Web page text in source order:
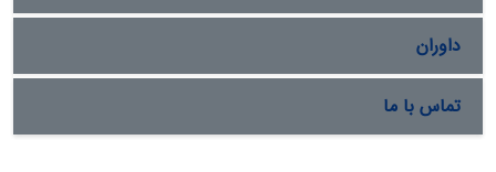
داوران
تماس با ما